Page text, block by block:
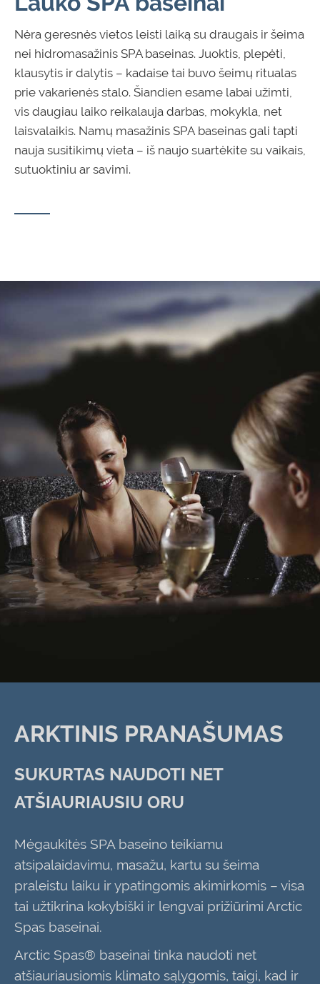
Nėra geresnės vietos leisti laiką su draugais ir šeima
nei hidromasažinis SPAbaseinas. Juoktis, plepėti,
klausytis ir dalytis – kadaise tai buvo šeimų ritualas
prie vakarienės stalo. Šiandien esame labai užimti,
vis daugiau laiko reikalauja darbas, mokykla, net
laisvalaikis. Namų masažinis SPA baseinas gali tapti
nauja susitikimų vieta – iš naujo suartėkite su vaikais,
sutuoktiniu ar savimi.
ARKTINIS PRANAŠUMAS
SUKURTAS NAUDOTI NET
ATŠIAURIAUSIU ORU
Mėgaukitės SPA baseino teikiamu
atsipalaidavimu, masažu, kartu su šeima
praleistu laiku ir ypatingomis akimirkomis – visa
tai užtikrina kokybiški ir lengvai prižiūrimi Arctic
Spas baseinai.
Arctic Spas® baseinai tinka naudoti net
atšiauriausiomis klimato sąlygomis, taigi, kad ir